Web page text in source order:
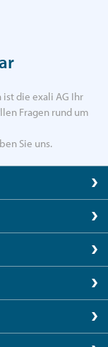
ist die exali AG Ihr
Fragen rund um
Sie uns.